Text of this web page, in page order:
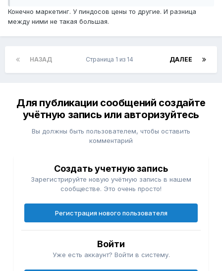
Конечно маркетинг. У пиндосов цены то другие. И разница
между ними не такая большая.
НАЗАД ДАЛЕЕ
Страница 1 из 14
Для публикации сообщений создайте
учётную запись или авторизуйтесь
Вы должны быть пользователем, чтобы оставить
комментарий
Создать учетную запись
Зарегистрируйте новую учётную запись в нашем
сообществе. Это очень просто!
Регистрация нового пользователя
Войти
Уже есть аккаунт? Войти в систему.